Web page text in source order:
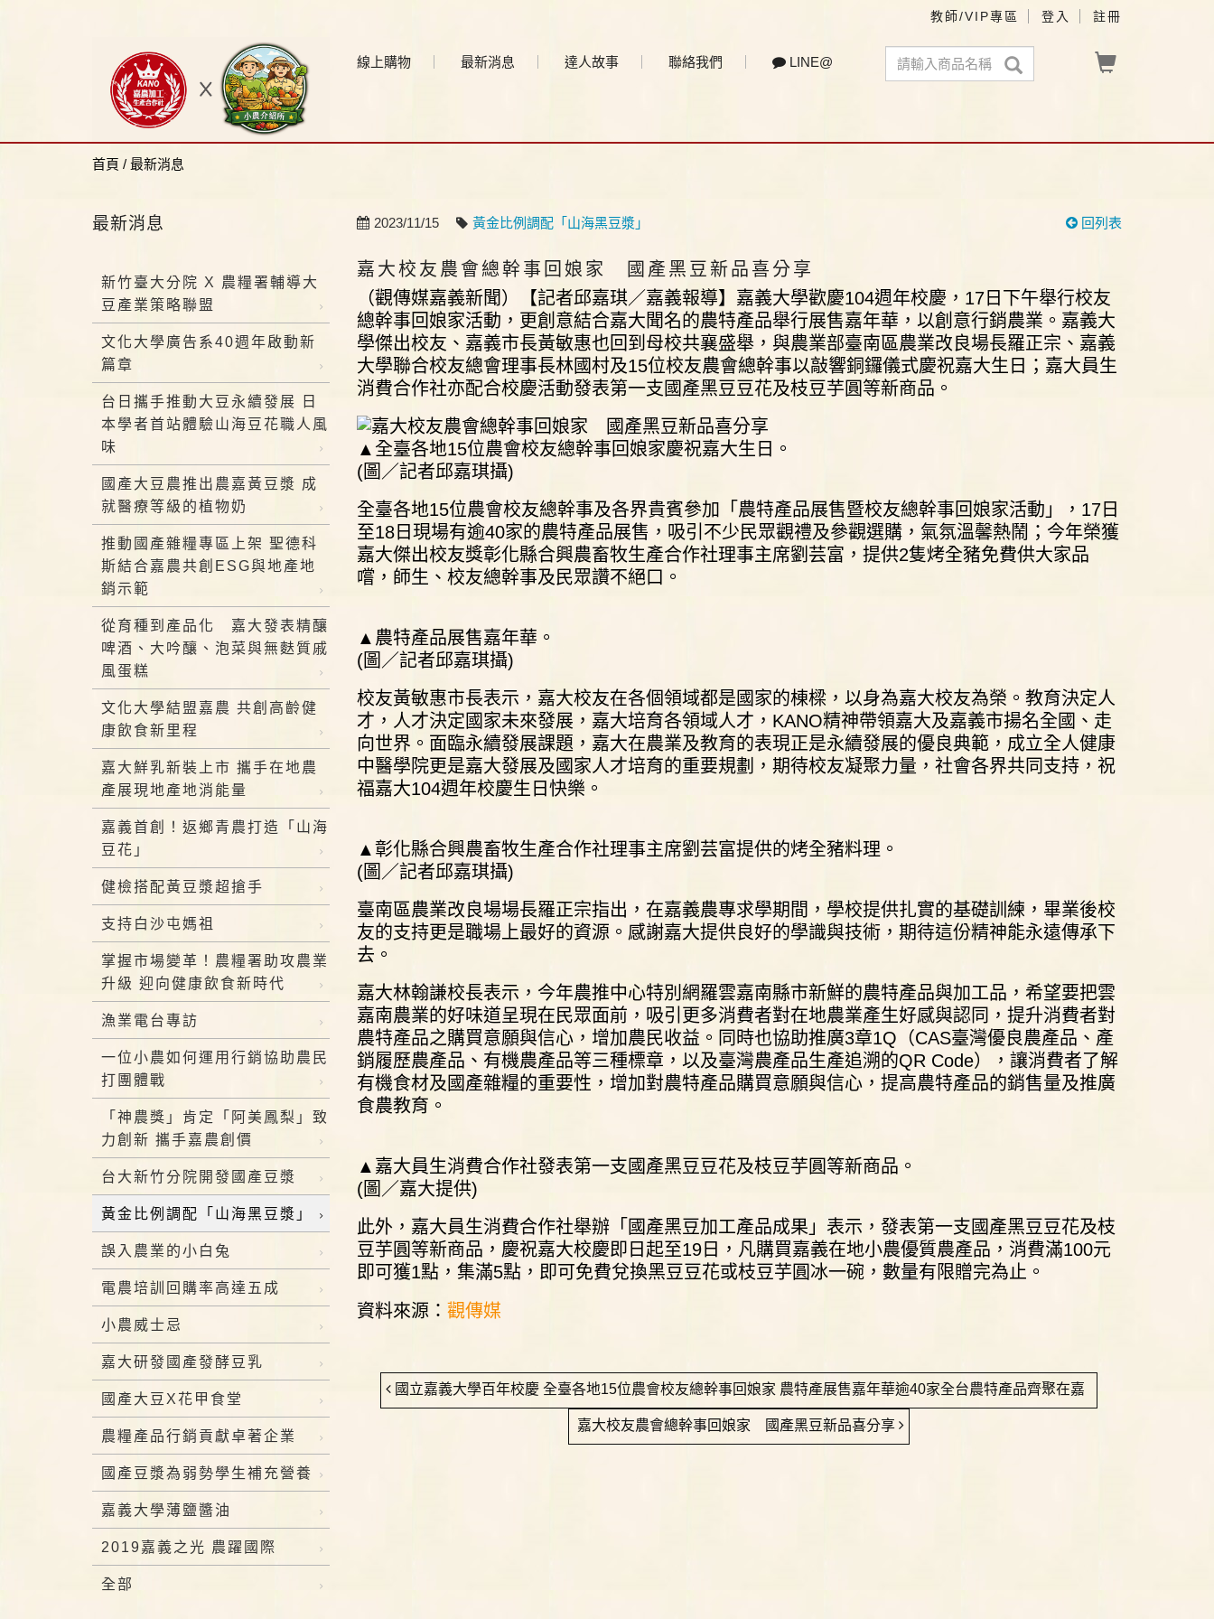
教師/VIP專區 登入 註冊
線上購物 最新消息 達人故事 聯絡我們 LINE@
首頁 / 最新消息
最新消息
新竹臺大分院 X 農糧署輔導大
豆產業策略聯盟
文化大學廣告系40週年啟動新
篇章
台日攜手推動大豆永續發展 日
本學者首站體驗山海豆花職人風
味
國產大豆農推出農嘉黃豆漿 成
就醫療等級的植物奶
推動國產雜糧專區上架 聖德科
斯結合嘉農共創ESG與地產地
銷示範
從育種到產品化 嘉大發表精釀
啤酒、大吟釀、泡菜與無麩質戚
風蛋糕
文化大學結盟嘉農 共創高齡健
康飲食新里程
嘉大鮮乳新裝上市 攜手在地農
產展現地產地消能量
嘉義首創！返鄉青農打造「山海
豆花」
健檢搭配黃豆漿超搶手
支持白沙屯媽祖
掌握市場變革！農糧署助攻農業
升級 迎向健康飲食新時代
漁業電台專訪
一位小農如何運用行銷協助農民
打團體戰
「神農獎」肯定「阿美鳳梨」致
力創新 攜手嘉農創價
台大新竹分院開發國產豆漿
黃金比例調配「山海黑豆漿」
誤入農業的小白兔
電農培訓回購率高達五成
小農威士忌
嘉大研發國產發酵豆乳
國產大豆X花甲食堂
農糧產品行銷貢獻卓著企業
國產豆漿為弱勢學生補充營養
嘉義大學薄鹽醬油
2019嘉義之光 農躍國際
全部
回列表
2023/11/15 黃金比例調配「山海黑豆漿」
嘉大校友農會總幹事回娘家 國產黑豆新品喜分享
（觀傳媒嘉義新聞）【記者邱嘉琪／嘉義報導】嘉義大學歡慶104週年校慶，17日下午舉行校友
總幹事回娘家活動，更創意結合嘉大聞名的農特產品舉行展售嘉年華，以創意行銷農業。嘉義大
學傑出校友、嘉義市長黃敏惠也回到母校共襄盛舉，與農業部臺南區農業改良場長羅正宗、嘉義
大學聯合校友總會理事長林國村及15位校友農會總幹事以敲響銅鑼儀式慶祝嘉大生日；嘉大員生
消費合作社亦配合校慶活動發表第一支國產黑豆豆花及枝豆芋圓等新商品。
▲全臺各地15位農會校友總幹事回娘家慶祝嘉大生日。
(圖／記者邱嘉琪攝)
全臺各地15位農會校友總幹事及各界貴賓參加「農特產品展售暨校友總幹事回娘家活動」，17日
至18日現場有逾40家的農特產品展售，吸引不少民眾觀禮及參觀選購，氣氛溫馨熱鬧；今年榮獲
嘉大傑出校友獎彰化縣合興農畜牧生產合作社理事主席劉芸富，提供2隻烤全豬免費供大家品
嚐，師生、校友總幹事及民眾讚不絕口。
▲農特產品展售嘉年華。
(圖／記者邱嘉琪攝)
校友黃敏惠市長表示，嘉大校友在各個領域都是國家的棟樑，以身為嘉大校友為榮。教育決定人
才，人才決定國家未來發展，嘉大培育各領域人才，KANO精神帶領嘉大及嘉義市揚名全國、走
向世界。面臨永續發展課題，嘉大在農業及教育的表現正是永續發展的優良典範，成立全人健康
中醫學院更是嘉大發展及國家人才培育的重要規劃，期待校友凝聚力量，社會各界共同支持，祝
福嘉大104週年校慶生日快樂。
▲彰化縣合興農畜牧生產合作社理事主席劉芸富提供的烤全豬料理。
(圖／記者邱嘉琪攝)
臺南區農業改良場場長羅正宗指出，在嘉義農專求學期間，學校提供扎實的基礎訓練，畢業後校
友的支持更是職場上最好的資源。感謝嘉大提供良好的學識與技術，期待這份精神能永遠傳承下
去。
嘉大林翰謙校長表示，今年農推中心特別網羅雲嘉南縣市新鮮的農特產品與加工品，希望要把雲
嘉南農業的好味道呈現在民眾面前，吸引更多消費者對在地農業產生好感與認同，提升消費者對
農特產品之購買意願與信心，增加農民收益。同時也協助推廣3章1Q（CAS臺灣優良農產品、產
銷履歷農產品、有機農產品等三種標章，以及臺灣農產品生產追溯的QR Code），讓消費者了解
有機食材及國產雜糧的重要性，增加對農特產品購買意願與信心，提高農特產品的銷售量及推廣
食農教育。
▲嘉大員生消費合作社發表第一支國產黑豆豆花及枝豆芋圓等新商品。
(圖／嘉大提供)
此外，嘉大員生消費合作社舉辦「國產黑豆加工產品成果」表示，發表第一支國產黑豆豆花及枝
豆芋圓等新商品，慶祝嘉大校慶即日起至19日，凡購買嘉義在地小農優質農產品，消費滿100元
即可獲1點，集滿5點，即可免費兌換黑豆豆花或枝豆芋圓冰一碗，數量有限贈完為止。
資料來源： 觀傳媒
國立嘉義大學百年校慶 全臺各地15位農會校友總幹事回娘家 農特產展售嘉年華逾40家全台農特產品齊聚在嘉
嘉大校友農會總幹事回娘家 國產黑豆新品喜分享